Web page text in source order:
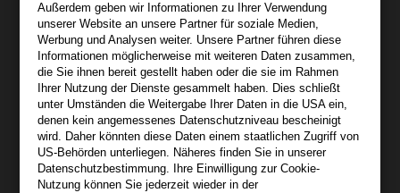
Wir sind gerne für Sie persönlich da.
Über audiooo.net
AGB
Impressum
Widerruf
Datenschutz
Außerdem geben wir Informationen zu Ihrer Verwendung
unserer Website an unsere Partner für soziale Medien,
Werbung und Analysen weiter. Unsere Partner führen diese
Informationen möglicherweise mit weiteren Daten zusammen,
die Sie ihnen bereit gestellt haben oder die sie im Rahmen
Ihrer Nutzung der Dienste gesammelt haben. Dies schließt
unter Umständen die Weitergabe Ihrer Daten in die USA ein,
denen kein angemessenes Datenschutzniveau bescheinigt
wird. Daher könnten diese Daten einem staatlichen Zugriff von
US-Behörden unterliegen. Näheres finden Sie in unserer
Datenschutzbestimmung. Ihre Einwilligung zur Cookie-
Nutzung können Sie jederzeit wieder in der